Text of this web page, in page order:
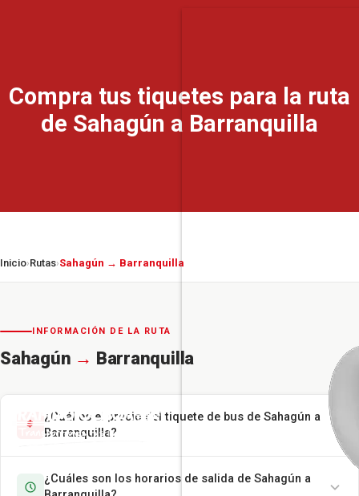
Compra tus tiquetes para la ruta
de Sahagún a Barranquilla
Inicio›Rutas›Sahagún → Barranquilla
INFORMACIÓN DE LA RUTA
Sahagún → Barranquilla
¿Cuál es el precio del tiquete de bus de Sahagún a
Barranquilla?
¿Cuáles son los horarios de salida de Sahagún a